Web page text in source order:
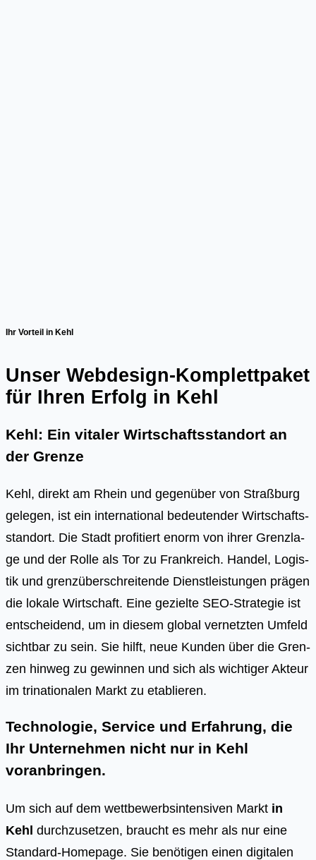
Ihr Vorteil in Kehl
Unser Webdesign-Komplettpaket
für Ihren Erfolg in Kehl
Kehl: Ein vitaler Wirtschaftsstandort an
der Grenze
Kehl, direkt am Rhein und gegen­über von Straß­burg
gele­gen, ist ein inter­na­tio­nal bedeu­ten­der Wirt­schafts­
stand­ort. Die Stadt pro­fi­tiert enorm von ihrer Grenz­la­
ge und der Rol­le als Tor zu Frank­reich. Han­del, Logis­
tik und grenz­über­schrei­ten­de Dienst­leis­tun­gen prä­gen
die loka­le Wirt­schaft. Eine geziel­te SEO-Stra­te­gie ist
ent­schei­dend, um in die­sem glo­bal ver­netz­ten Umfeld
sicht­bar zu sein. Sie hilft, neue Kun­den über die Gren­
zen hin­weg zu gewin­nen und sich als wich­ti­ger Akteur
im tri­na­tio­na­len Markt zu eta­blie­ren.
Technologie, Service und Erfahrung, die
Ihr Unternehmen nicht nur in Kehl
voranbringen.
Um sich auf dem wettbewerbsintensiven Markt in
Kehl durchzusetzen, braucht es mehr als nur eine
Standard-Homepage. Sie benötigen einen digitalen